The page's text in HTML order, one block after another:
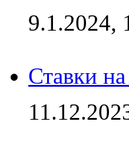
9.1.2024,
Ставки